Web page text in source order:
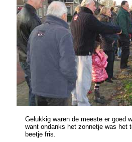
Gelukkig waren de meeste er goed
want ondanks het zonnetje was het
beetje fris.